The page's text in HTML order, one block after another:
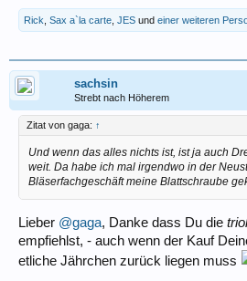
Rick Sax a`la carte JES und einer weiteren
sachsin
Strebt nach Höherem
Zitat von gaga: ↑
Und wenn das alles nichts ist, ist ja auch
weit. Da habe ich mal irgendwo in der
Bläserfachgeschäft meine Blattschraube
Lieber @gaga, Danke dass Du die
empfiehlst, - auch wenn der Kauf
etliche Jährchen zurück liegen muss